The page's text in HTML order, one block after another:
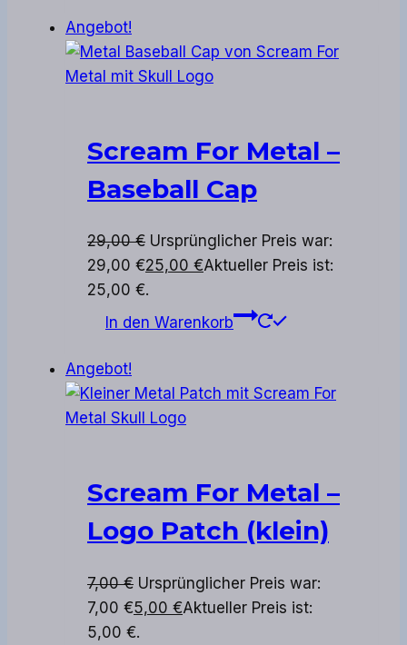
Angebot!
Scream For Metal –
Baseball Cap
29,00€ Ursprünglicher Preis war:
29,00 €25,00 €Aktueller Preis ist:
25,00 €.
In den Warenkorb
Angebot!
Scream For Metal –
Logo Patch (klein)
7,00€ Ursprünglicher Preis war:
7,00 €5,00 €Aktueller Preis ist:
5,00 €.